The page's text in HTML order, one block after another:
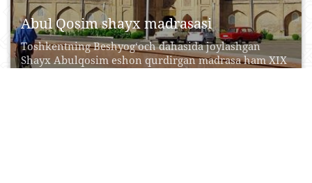
Abul Qosim shayx madrasasi
Toshkentning Beshyog‘och dahasida joylashgan
Shayx Abulqosim eshon qurdirgan madrasa ham XIX